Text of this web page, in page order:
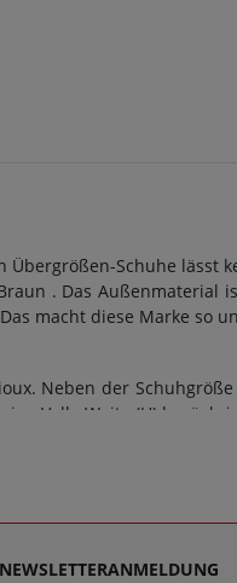
Schuhe lässt
. Das Außenmaterial
macht diese Marke so
Neben der
Volle Weite (H)
NEWSLETTERANMELDUNG